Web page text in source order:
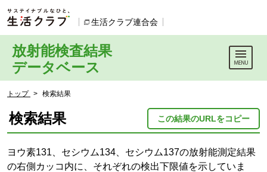
ページの先頭です。
生活クラブ連合会
放射能検査結果
データベース
トップ > 検索結果
現在位置ここまで
検索結果 この結果のURLをコピー
ヨウ素131、セシウム134、セシウム137の放射能測定結果
の右側カッコ内に、それぞれの検出下限値を示していま